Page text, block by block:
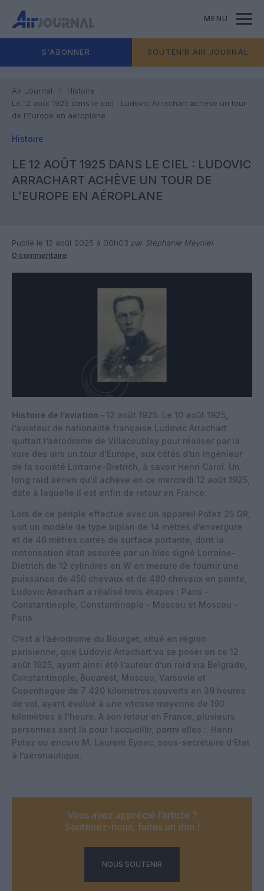
MENU
S'ABONNER SOUTENIR AIR JOURNAL
Air Journal
Histoire
Le 12 août 1925 dans le ciel : Ludovic Arrachart achève un tour
de l’Europe en aéroplane
Histoire
LE 12 AOÛT 1925 DANS LE CIEL : LUDOVIC
ARRACHART ACHÈVE UN TOUR DE
L’EUROPE EN AÉROPLANE
Publié le 12 août 2025 à 00h03 par Stéphanie Meyniel
0 commentaire
Histoire de l’aviation – 12 août 1925. Le 10 août 1925,
l’aviateur de nationalité française Ludovic Arrachart
quittait l’aérodrome de Villacoublay pour réaliser par la
voie des airs un tour d’Europe, aux côtés d’un ingénieur
de la société Lorraine-Dietrich, à savoir Henri Carol. Un
long raid aérien qu’il achève en ce mercredi 12 août 1925,
date à laquelle il est enfin de retour en France.
Lors de ce périple effectué avec un appareil Potez 25 GR,
soit un modèle de type biplan de 14 mètres d’envergure
et de 46 mètres carrés de surface portante, dont la
motorisation était assurée par un bloc signé Lorraine-
Dietrich de 12 cylindres en W en mesure de fournir une
puissance de 450 chevaux et de 480 chevaux en pointe,
Ludovic Arrachart a réalisé trois étapes : Paris –
Constantinople, Constantinople – Moscou et Moscou –
Paris.
C’est à l’aérodrome du Bourget, situé en région
parisienne, que Ludovic Arrachart va se poser en ce 12
août 1925, ayant ainsi été l’auteur d’un raid via Belgrade,
Constantinople, Bucarest, Moscou, Varsovie et
Copenhague de 7 420 kilomètres couverts en 39 heures
de vol, ayant évolué à une vitesse moyenne de 190
kilomètres à l’heure. A son retour en France, plusieurs
personnes sont là pour l’accueillir, parmi elles : Henri
Potez ou encore M. Laurent Eynac, sous-secrétaire d’Etat
à l’aéronautique.
Vous avez apprécié l’article ?
Soutenez-nous, faites un don !
NOUS SOUTENIR